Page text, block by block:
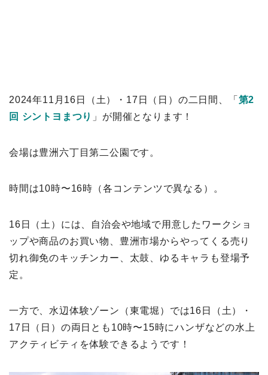
2024年11月16日（土）・17日（日）の二日間、「 第2
回 シントヨまつり 」が開催となります！
会場は豊洲六丁目第二公園です。
時間は10時〜16時（各コンテンツで異なる）。
16日（土）には、自治会や地域で用意したワークショ
ップや商品のお買い物、豊洲市場からやってくる売り
切れ御免のキッチンカー、太鼓、ゆるキャラも登場予
定。
一方で、水辺体験ゾーン（東電堀）では16日（土）・
17日（日）の両日とも10時〜15時にハンザなどの水上
アクティビティを体験できるようです！